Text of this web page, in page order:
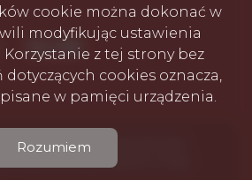
Facebook
Facebook
Facebook
Facebook
NIERUCHOMOŚCI © 2026
nieruchomości
Galactica Virgo
cookie można dokonać w
modyfikując ustawienia
z tej strony bez
cookies oznacza,
w pamięci urządzenia.
Rozumiem